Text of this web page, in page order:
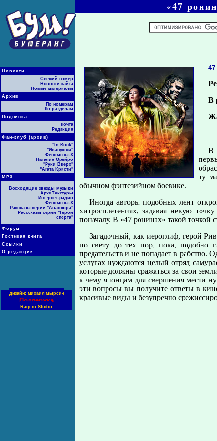
Новости
Свежий номер
Новости сайта
Новые материалы
Архив
По номерам
По разделам
Подписка
Почта
Редакция
Фан-клуб (архив)
"In Rock"
"Иванушки"
Феномены-Х
Наталия Орейро
"Руки Вверх"
"Агата Кристи"
МР3
Восходящие звезды музыки
АрхиТекстуры
Интернет-радио
Феномены-Х
Рассказы серии "Авантюра"
Расссказы серии "Герои
спорта"
Форум
Гостевая книга
Ссылки
О редакции
дизайн: михаил мырсин
Поддержка
Raggio Studio
«47
47
В
В
ту
обычном фэнтезийном боевике.
Иногда авторы подобных лент
хитросплетениях, задавая некую
поначалу. В «47 ронинах» такой точкой
Загадочный, как иероглиф, герой
по свету до тех пор, пока, подобно
предательств и не попадает в рабство.
услугах нуждаются целый отряд
которые должны сражаться за свои
к чему японцам для свершения мести
эти вопросы вы получите ответы в
красивые виды и безупречно